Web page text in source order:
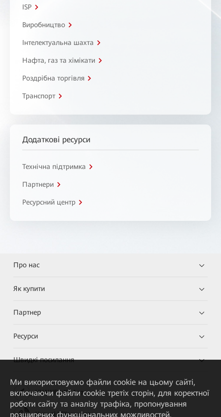
ISP
Виробництво
Інтелектуальна шахта
Нафта, газ та хімікати
Роздрібна торгівля
Транспорт
Додаткові ресурси
Технічна підтримка
Партнери
Ресурсний центр
Про нас
Як купити
Партнер
Ресурси
Швидкі посилання
HUAWEI eKit App
Huawei HiKnow App
Ми використовуємо файли cookie на цьому сайті,
включаючи файли cookie третіх сторін, для коректної
роботи сайту та аналізу трафіка, пропонування
розширених функціональних можливостей,